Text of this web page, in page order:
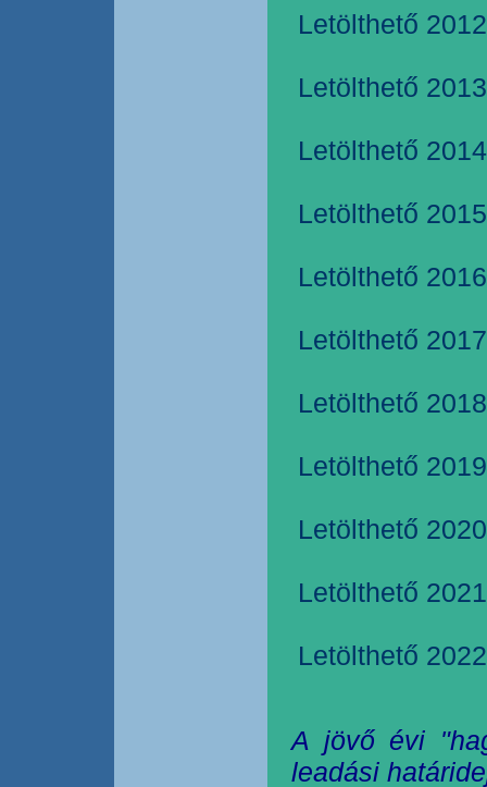
Letölthető
Letölthető
Letölthető
Letölthető
Letölthető
Letölthető
Letölthető
Letölthető
Letölthető
Letölthető
Letölthető
A jövő évi
leadási